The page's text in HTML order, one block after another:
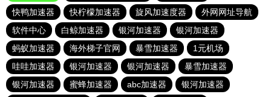
快鸭加速器
快柠檬加速器 旋风加速度器
外网网址导航
软件中心
白鲸加速器 银河加速器
银河加速器
蚂蚁加速器
海外梯子官网 暴雪加速器
1元机场
哇哇加速器
银河加速器 银河加速器
暴雪加速器
银河加速器
蜜蜂加速器 abc加速器
银河加速器